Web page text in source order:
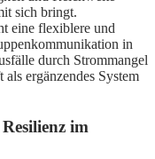
sich bringt.
eine flexiblere und
in
durch Strommangel
ergänzendes System
im